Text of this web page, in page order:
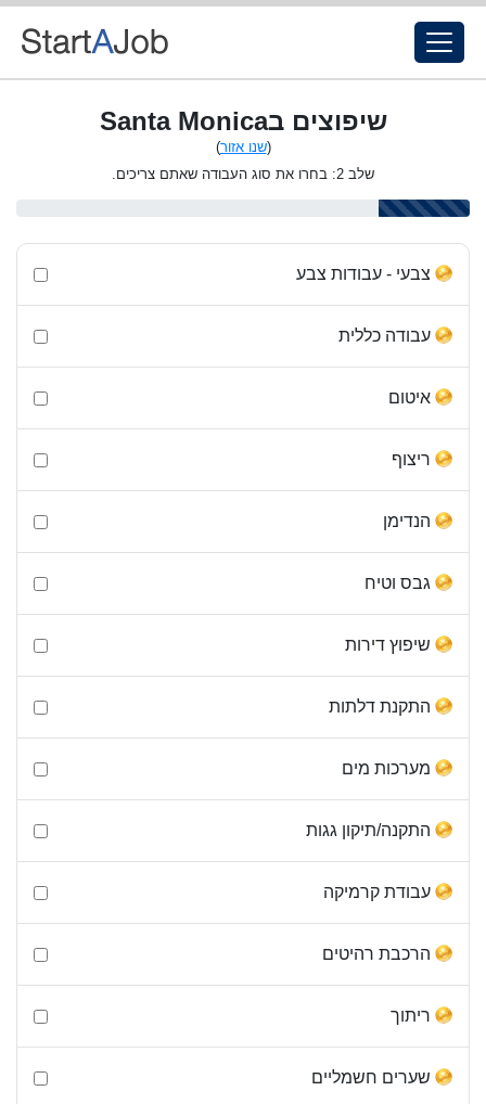
שיפוצים בSanta Monica
(שנו אזור)
שלב 2: בחרו את סוג העבודה שאתם צריכים.
צבעי - עבודות צבע
עבודה כללית
איטום
ריצוף
הנדימן
גבס וטיח
שיפוץ דירות
התקנת דלתות
מערכות מים
התקנה/תיקון גגות
עבודת קרמיקה
הרכבת רהיטים
ריתוך
שערים חשמליים